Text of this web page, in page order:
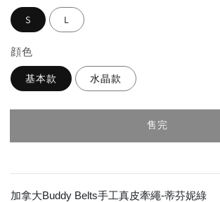
S L
顔色
基本款 水晶款
售完
加拿大Buddy Belts手工真皮牽繩-蒂芬妮綠